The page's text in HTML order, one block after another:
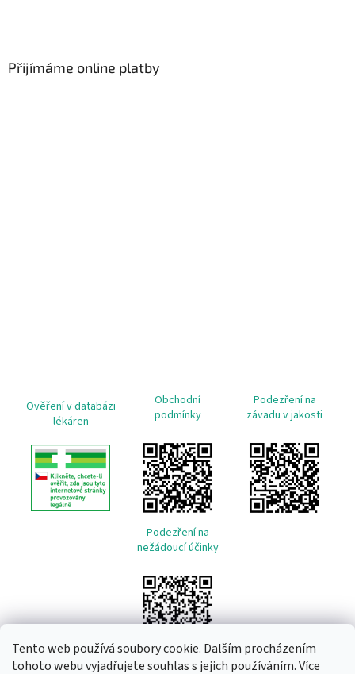
Tento web používá soubory cookie. Dalším procházením
tohoto webu vyjadřujete souhlas s jejich používáním. Více
Přijímáme online platby
Ověření v databázi
lékáren
Obchodní
podmínky
Podezření na
závadu v jakosti
Podezření na
nežádoucí účinky